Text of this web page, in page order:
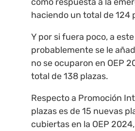
haciendo un total de 124
Y por si fuera poco, a
probablemente se le
no se ocuparon en OEP
total de 138 plazas.
Respecto a Promoción
plazas es de 15 nuevas
cubiertas en la OEP 2024,